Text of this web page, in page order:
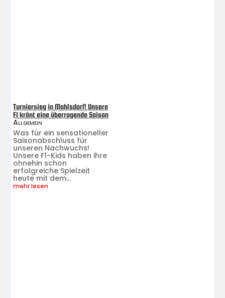
Turniersieg in Mahlsdorf! Unsere
F1 krönt eine überragende Saison
Allgemein
Was für ein sensationeller
Saisonabschluss für
unseren Nachwuchs!
Unsere F1-Kids haben ihre
ohnehin schon
erfolgreiche Spielzeit
heute mit dem...
mehr lesen